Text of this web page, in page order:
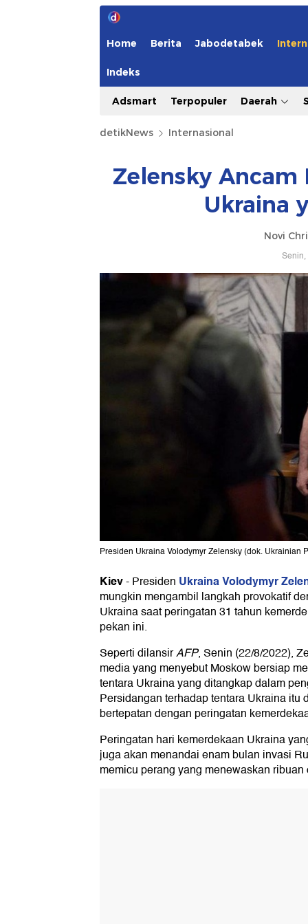
Home Berita Jabodetabek
Indeks
Adsmart Terpopuler Daerah
detikNews Internasional
Zelensky Ancam
Ukraina
Novi
Senin,
Presiden Ukraina Volodymyr Zelensky (dok. Ukrainian
Kiev-Presiden UkrainaVolodymyr
mungkin mengambil langkah provokatif
Ukraina saat peringatan 31 tahun
pekan ini.
Seperti dilansirAFP, Senin (22/8/2022),
media yang menyebut Moskow bersiap
tentara Ukraina yang ditangkap dalam
Persidangan terhadap tentara Ukraina itu
bertepatan dengan peringatan
Peringatan hari kemerdekaan Ukraina
juga akan menandai enam bulan invasi
memicu perang yang menewaskan ribuan